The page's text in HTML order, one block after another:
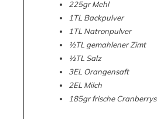
225gr Mehl
1TL Backpulver
1TL Natronpulver
½TL gemahlener Zimt
½TL Salz
3EL Orangensaft
2EL Milch
185gr frische Cranberrys